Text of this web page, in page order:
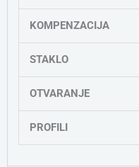
KOMPENZACIJA
STAKLO
OTVARANJE
PROFILI